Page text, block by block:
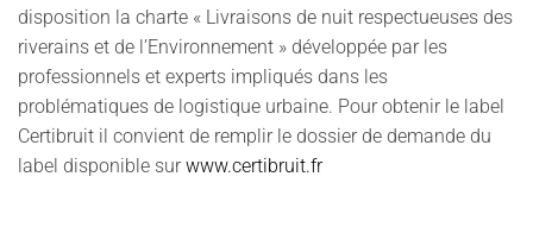
disposition la charte « Livraisons de nuit respectueuses des
riverains et de l’Environnement » développée par les
professionnels et experts impliqués dans les
problématiques de logistique urbaine. Pour obtenir le label
Certibruit il convient de remplir le dossier de demande du
label disponible sur www.certibruit.fr